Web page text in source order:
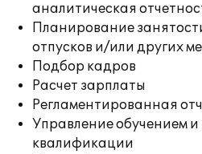
аналитическая
Планирование
отпусков и/или других
Подбор кадров
Расчет зарплаты
Регламентированная
Управление обучением
квалификации